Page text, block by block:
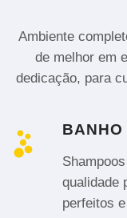
Ambiente
de melhor em
dedicação, para
BANHO
qualidade
perfeitos